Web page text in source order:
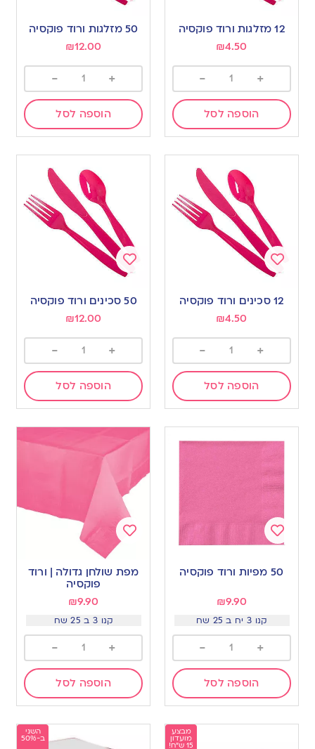
Add
to
12 מזלגות ורוד פוקסיה
₪4.50
+
-
הוספה לסל
Add
to
50 מזלגות ורוד פוקסיה
₪12.00
+
-
הוספה לסל
Add
to
wishlist
12 סכינים ורוד פוקסיה
₪4.50
+
-
הוספה לסל
Add
to
wishlist
50 סכינים ורוד פוקסיה
₪12.00
+
-
הוספה לסל
to50 מפיות ורוד פוקסיה
₪9.90
קנו 3 יח ב 25 שח
+
-
הוספה לסל
to
מפת שולחן גדולה | ורוד
פוקסיה
₪9.90
קנו 3 ב 25 שח
+
-
הוספה לסל
מבצע
מועדון
15 ש"ח!
השני
ב-50%